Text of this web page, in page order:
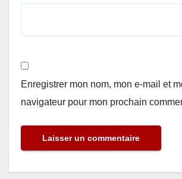
Enregistrer mon nom, mon e-mail et
navigateur pour mon prochain